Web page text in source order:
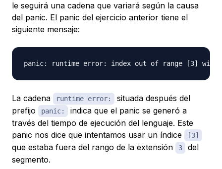
le seguirá una cadena que variará según la causa
del panic. El panic del ejercicio anterior tiene el
siguiente mensaje:
La cadena runtime error:
situada después del
prefijo
panic:
indica que el panic se generó a
través del tiempo de ejecución del lenguaje. Este
panic nos dice que intentamos usar un índice
[3]
que estaba fuera del rango de la extensión 3
del
segmento.